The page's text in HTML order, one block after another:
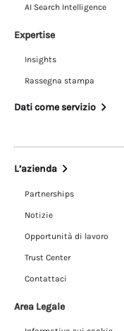
AI Search Intelligence
Expertise
Insights
Rassegna stampa
Dati come servizio
L’azienda
Partnerships
Notizie
Opportunità di lavoro
Trust Center
Contattaci
Area Legale